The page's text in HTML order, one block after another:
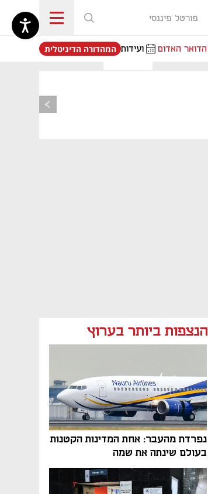
פורטל פיננסי
הדואר האדום ועידות
נפתח בכרטיסייה חדשה
המהדורה הדיגיטלית
הנצפות ביותר בערוץ
נפרדת מהעבר: אחת המדינות הקטנות
בעולם שינתה את שמה